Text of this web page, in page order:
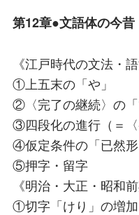
第12章●文語体の今
《江戸時代の文法・語
①上五末の「や」
②〈完了の継続〉の「
③四段化の進行（＝〈
④仮定条件の「已然形
⑤押字・留字
《明治・大正・昭和
①切字「けり」の増加